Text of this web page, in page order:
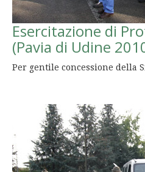
Esercitazione di
(Pavia di Udine
Per gentile concessione della